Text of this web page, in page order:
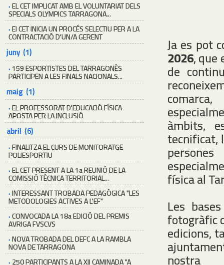
·EL CET IMPLICAT AMB EL VOLUNTARIAT DELS
SPECIALS OLYMPICS TARRAGONA...
·El CET INICIA UN PROCÉS SELECTIU PER A LA
CONTRACTACIÓ D'UN/A GERENT
juny (1)
· 159 ESPORTISTES DEL TARRAGONÈS
PARTICIPEN A LES FINALS NACIONALS...
maig (1)
·EL PROFESSORAT D'EDUCACIÓ FÍSICA
APOSTA PER LA INCLUSIÓ
abril (6)
·FINALITZA EL CURS DE MONITORATGE
POLIESPORTIU
·EL CET PRESENT A LA 1a REUNIÓ DE LA
COMISSIÓ TÈCNICA TERRITORIAL...
·INTERESSANT TROBADA PEDAGÒGICA "LES
METODOLOGIES ACTIVES A L'EF"
·CONVOCADA LA 18a EDICIÓ DEL PREMIS
AVRIGA FVSCVS
·NOVA TROBADA DEL DEFC A LA RAMBLA
NOVA DE TARRAGONA
· 250 PARTICIPANTS A LA XII CAMINADA "A
Ja es pot
2026, que
de
àmbits,
tecnificat,
física al
Les
fotogràfic
edicions,